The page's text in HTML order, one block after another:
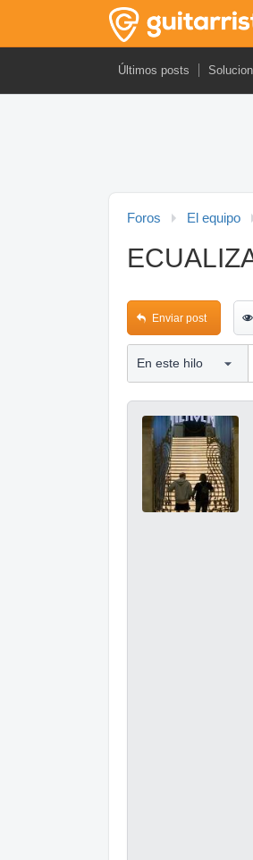
Últimos posts
Foros El equipo
Enviar post